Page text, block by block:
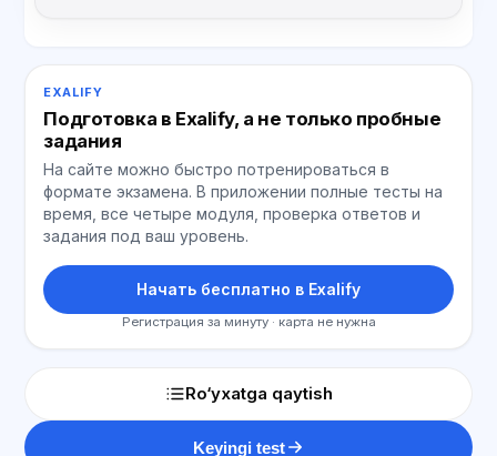
EXALIFY
Подготовка в Exalify, а не только пробные
задания
На сайте можно быстро потренироваться в
формате экзамена. В приложении полные тесты на
время, все четыре модуля, проверка ответов и
задания под ваш уровень.
Начать бесплатно в Exalify
Регистрация за минуту · карта не нужна
Ro‘yxatga qaytish
Keyingi test